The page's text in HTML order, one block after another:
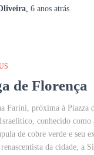
, 6 anos atrás
de Florença
Farini, próxima à Piazza
conhecido como
de cobre verde e seu
da cidade, a